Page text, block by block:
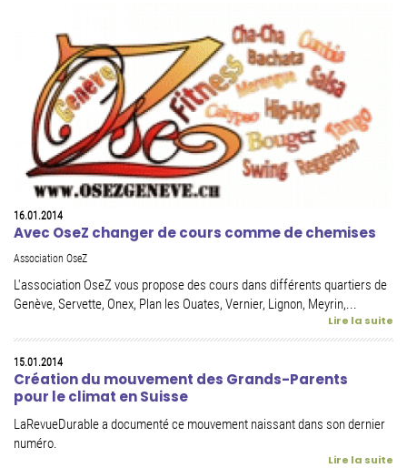
16.01.2014
Avec OseZ changer de cours comme de chemises
Association OseZ
L'association OseZ vous propose des cours dans différents quartiers de
Genève, Servette, Onex, Plan les Ouates, Vernier, Lignon, Meyrin,...
Lire la suite
15.01.2014
Création du mouvement des Grands-Parents
pour le climat en Suisse
LaRevueDurable a documenté ce mouvement naissant dans son dernier
numéro.
Lire la suite